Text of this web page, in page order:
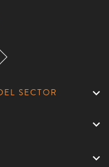
SECTOR 

